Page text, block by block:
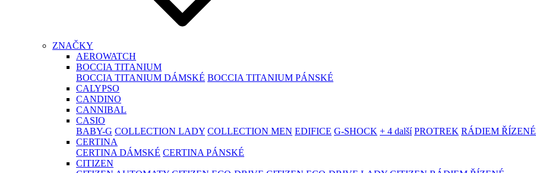
ZNAČKY
AEROWATCH
BOCCIA TITANIUM
BOCCIA TITANIUM DÁMSKÉ BOCCIA TITANIUM PÁNSKÉ
CALYPSO
CANDINO
CANNIBAL
CASIO
BABY-G COLLECTION LADY COLLECTION MEN EDIFICE G-SHOCK + 4 další PROTREK RÁDIEM ŘÍZENÉ
CERTINA
CERTINA DÁMSKÉ CERTINA PÁNSKÉ
CITIZEN